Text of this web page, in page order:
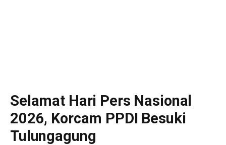
Selamat Hari Pers Nasional
2026, Korcam PPDI Besuki
Tulungagung